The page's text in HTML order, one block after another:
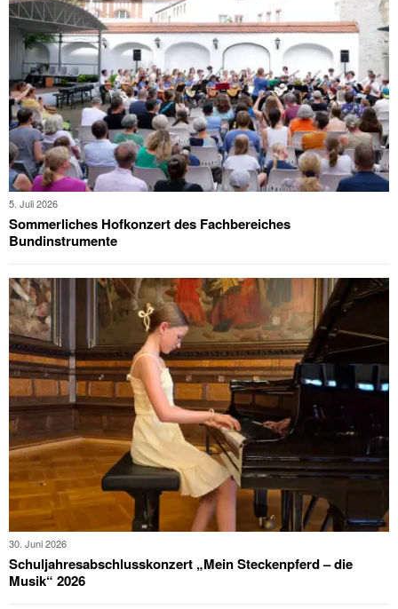
5. Juli 2026
Sommerliches Hofkonzert des Fachbereiches
Bundinstrumente
30. Juni 2026
Schuljahresabschlusskonzert „Mein Steckenpferd – die
Musik“ 2026